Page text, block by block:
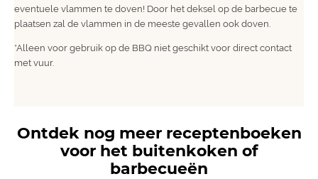
eventuele vlammen te doven! Door het deksel op de barbecue te
plaatsen zal de vlammen in de meeste gevallen ook doven.
*Alleen voor gebruik op de BBQ niet geschikt voor direct contact
met vuur.
Ontdek nog meer receptenboeken
voor het buitenkoken of
barbecueën